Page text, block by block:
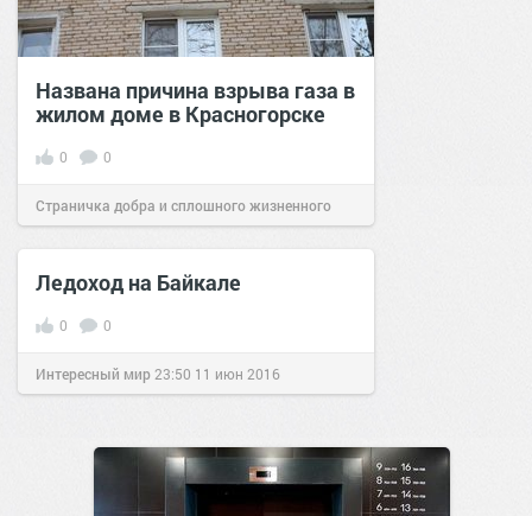
Названа причина взрыва газа в
жилом доме в Красногорске
0 0
Страничка добра и сплошного жизненного
позитива! 11:11 27 окт 2021
Ледоход на Байкале
0 0
Интересный мир23:50 11 июн 2016